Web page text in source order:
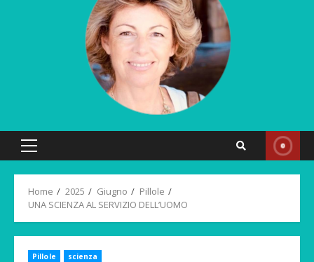
Primary
Home 2025 Giugno
Pillole
UNA SCIENZA AL SERVIZIO DELL’UOMO
Pillole scienza